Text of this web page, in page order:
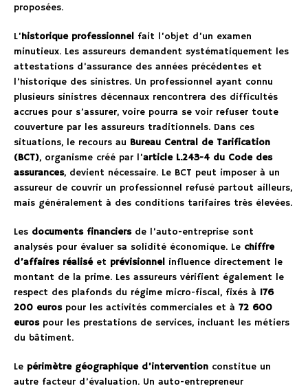
proposées.
L’historique professionnel fait l’objet d’un examen
minutieux. Les assureurs demandent systématiquement les
attestations d’assurance des années précédentes et
l’historique des sinistres. Un professionnel ayant connu
plusieurs sinistres décennaux rencontrera des difficultés
accrues pour s’assurer, voire pourra se voir refuser toute
couverture par les assureurs traditionnels. Dans ces
situations, le recours au Bureau Central de Tarification
(BCT), organisme créé par l’article L.243-4 du Code des
assurances, devient nécessaire. Le BCT peut imposer à un
assureur de couvrir un professionnel refusé partout ailleurs,
mais généralement à des conditions tarifaires très élevées.
Les documents financiersde l’auto-entreprise sont
analysés pour évaluer sa solidité économique. Le chiffre
d’affaires réaliséet prévisionnel influence directement le
montant de la prime. Les assureurs vérifient également le
respect des plafonds du régime micro-fiscal, fixés à 176
200 eurospour les activités commerciales et à 72 600
eurospour les prestations de services, incluant les métiers
du bâtiment.
Le périmètre géographique d’intervention constitue un
autre facteur d’évaluation. Un auto-entrepreneur